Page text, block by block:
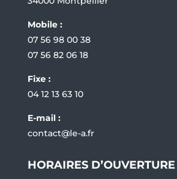
Mobile :
07 56 98 00 38
07 56 82 06 18
Fixe :
04 12 13 63 10
E-mail :
contact@le-a.fr
HORAIRES D’OUVERTURE